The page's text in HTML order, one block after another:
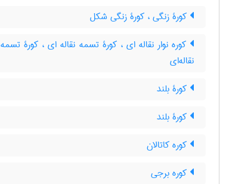
کورۀ زنگی ، کورۀ زنگی شکل
کوره نوار نقاله ای ، کورۀ تسمه نقاله ای ، کورۀ تسمه
نقاله‌ای
کورۀ بلند
کورۀ بلند
کوره کاتالان
کوره برجی